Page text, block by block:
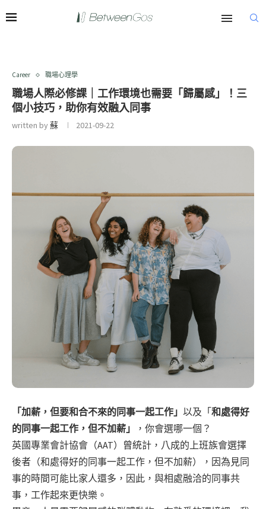
Career 職場心理學
職場人際必修課｜工作環境也需要「歸屬感」！三
個小技巧，助你有效融入同事
written by蘇 2021-09-22
「加薪，但要和合不來的同事一起工作」 以及「 和處得好
的同事一起工作，但不加薪 」
，你會選哪一個？
英國專業會計協會（AAT）曾統計，八成的上班族會選擇
後者（和處得好的同事一起工作，但不加薪），因為見同
事的時間可能比家人還多，因此，與相處融洽的同事共
事，工作起來更快樂。